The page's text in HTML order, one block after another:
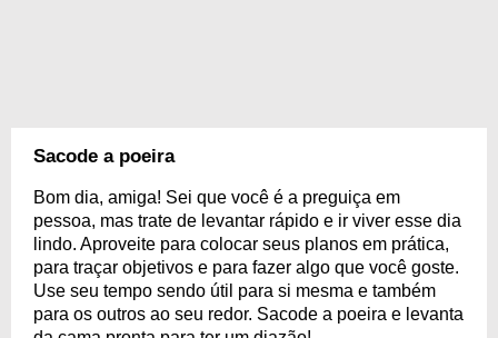
Sacode a poeira
Bom dia, amiga! Sei que você é a preguiça em
pessoa, mas trate de levantar rápido e ir viver esse dia
lindo. Aproveite para colocar seus planos em prática,
para traçar objetivos e para fazer algo que você goste.
Use seu tempo sendo útil para si mesma e também
para os outros ao seu redor. Sacode a poeira e levanta